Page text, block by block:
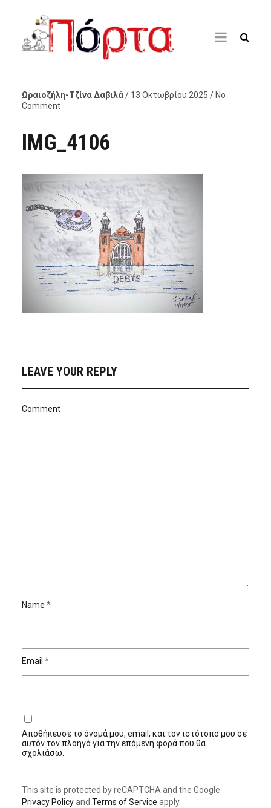
Ωραιοζήλη-Τζίνα Δαβιλά/ 13 Οκτωβρίου 2025 / No
Comment
IMG_4106
LEAVE YOUR REPLY
Comment
Name *
Email *
Αποθήκευσε το όνομά μου, email, και τον ιστότοπο μου σε
αυτόν τον πλοηγό για την επόμενη φορά που θα
σχολιάσω.
This site is protected by reCAPTCHA and the Google
Privacy Policyand Terms of Service apply.